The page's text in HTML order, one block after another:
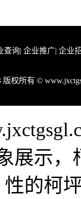
查询| 企业推广| 企业
版权所有 ©
展示
性的柯